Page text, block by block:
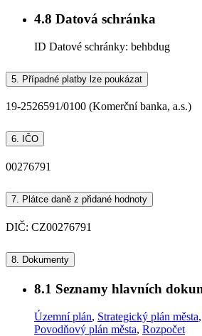
4.8 Datová schránka
ID Datové schránky: behbdug
5. Případné platby lze poukázat
19-2526591/0100 (Komerční banka, a.s.)
6. IČO
00276791
7. Plátce daně z přidané hodnoty
DIČ: CZ00276791
8. Dokumenty
8.1 Seznamy hlavních
Územní plán, Strategický plán města,
Povodňový plán města, Rozpočet